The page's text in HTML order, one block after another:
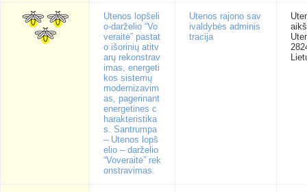
Utenos lopšeli
o-darželio “Vo
veraitė” pastat
o išorinių atitv
arų rekonstrav
imas, energeti
kos sistemų
modernizavim
as, pagerinant
energetines c
harakteristika
s. Santrumpa
– Utenos lopš
elio – darželio
“Voveraitė” rek
onstravimas.
Utenos rajono sav
ivaldybės adminis
tracija